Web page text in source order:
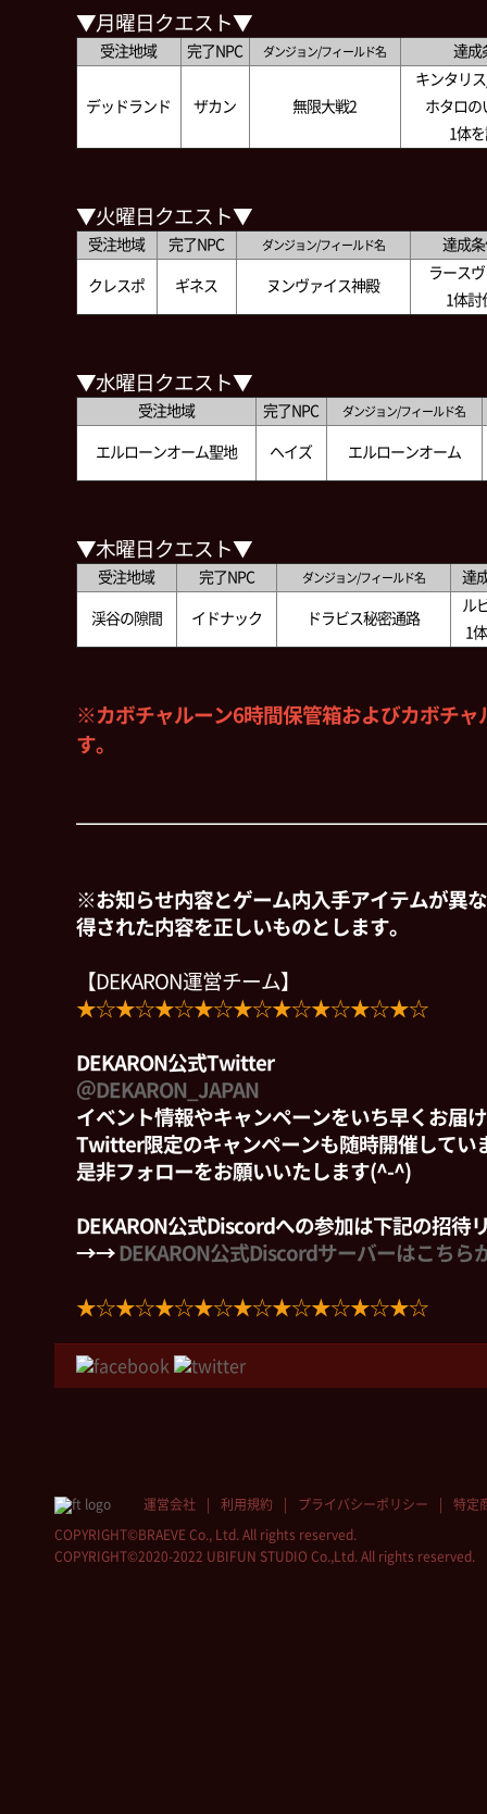
▼月曜日クエスト▼
受注地域 完了NPC ダンジョン/フィールド名 達成
デッドランド ザカン 無限大戦2
キンタリ
ホタロの
1体
▼火曜日クエスト▼
受注地域 完了NPC ダンジョン/フィールド名 達成
クレスポ ギネス ヌンヴァイス神殿
ラース
1体討
▼水曜日クエスト▼
受注地域 完了NPC ダンジョン/フィールド名
エルローンオーム聖地 ヘイズ エルローンオーム
▼木曜日クエスト▼
受注地域 完了NPC ダンジョン/フィールド名 達
渓谷の隙間 イドナック ドラビス秘密通路
ル
1
※カボチャルーン6時間保管箱およびカボチャ
す。
※お知らせ内容とゲーム内入手アイテムが異
得された内容を正しいものとします。
【DEKARON運営チーム】
★☆★☆★☆★☆★☆★☆★☆★☆★☆
DEKARON公式Twitter
＠DEKARON_JAPAN
イベント情報やキャンペーンをいち早くお届
Twitter限定のキャンペーンも随時開催してい
是非フォローをお願いいたします(^-^)
DEKARON公式Discordへの参加は下記の招待
→→ DEKARON公式Discordサーバーはこちら
★☆★☆★☆★☆★☆★☆★☆★☆★☆
運営会社 利用規約 プライバシーポリシー 特定
COPYRIGHT©BRAEVE Co., Ltd. All rights reserved.
COPYRIGHT©2020-2022 UBIFUN STUDIO Co.,Ltd. All rights reserved.